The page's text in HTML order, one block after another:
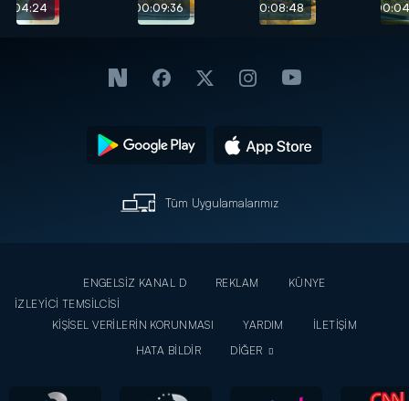
00:09:36 00:08:48
Tüm Uygulamalarımız
ENGELSİZ KANAL D REKLAM
KÜNYE
İZLEYİCİ TEMSİLCİSİ
KİŞİSEL VERİLERİN KORUNMASI
YARDIM
İLETİŞİM
HATA BİLDİR
DİĞER